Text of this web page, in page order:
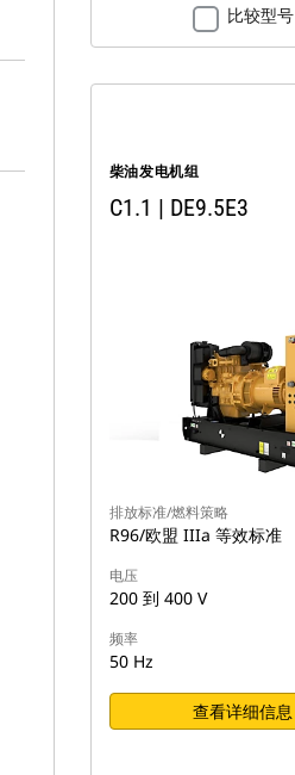
比较型号
柴油发电机组
C1.1 | DE9.5E3
排放标准/燃料策略
R96/欧盟 IIIa 等效标准
电压
200 到 400 V
频率
50 Hz
查看详细信息